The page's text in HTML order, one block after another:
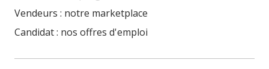
Vendeurs : notre marketplace
Candidat : nos offres d'emploi